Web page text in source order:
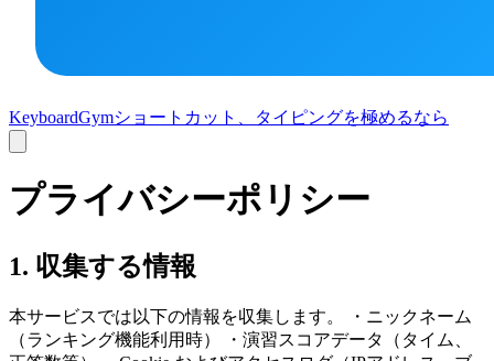
KeyboardGymショートカット、タイピングを極めるなら
プライバシーポリシー
1. 収集する情報
本サービスでは以下の情報を収集します。 ・ニックネーム
（ランキング機能利用時） ・演習スコアデータ（タイム、